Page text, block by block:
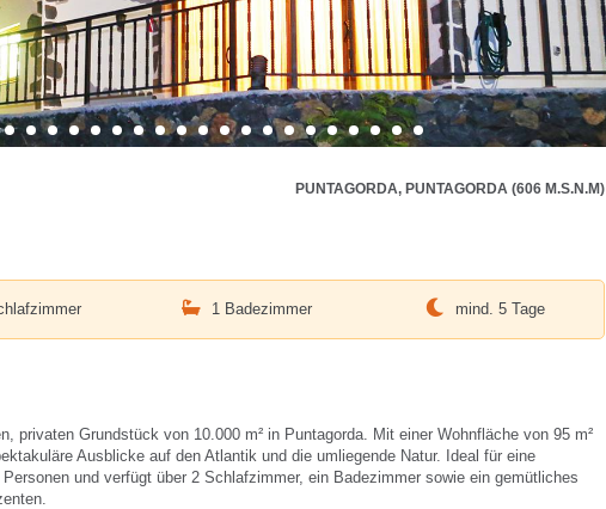
PUNTAGORDA, PUNTAGORDA (606 M.S.N.M)
1 Badezimmer mind. 5 Tage
privaten Grundstück von 10.000 m² in Puntagorda. Mit einer Wohnfläche von 95 m²
Ausblicke auf den Atlantik und die umliegende Natur. Ideal für eine
und verfügt über 2 Schlafzimmer, ein Badezimmer sowie ein gemütliches